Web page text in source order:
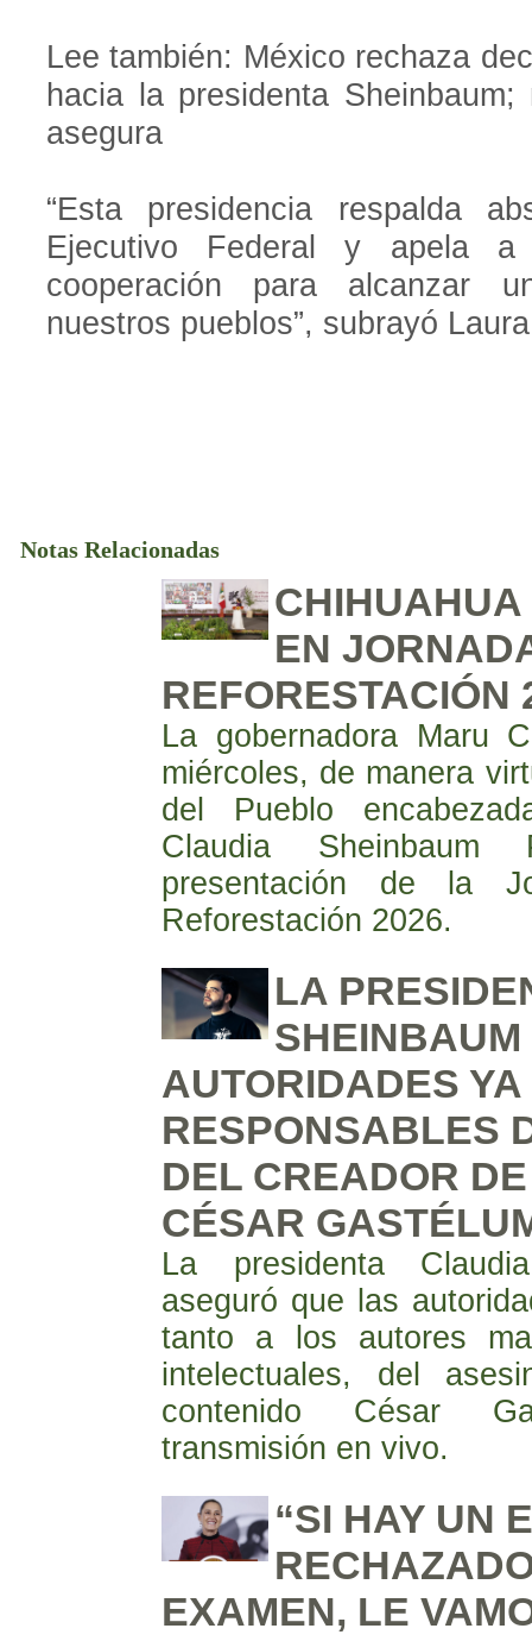
Lee también: México rechaza
hacia la presidenta
asegura
“Esta presidencia respalda
Ejecutivo Federal y apela
cooperación para alcanzar
nuestros pueblos”, subrayó
Notas Relacionadas
EN
REFORESTACIÓN
La gobernadora Maru
miércoles, de manera
del Pueblo
Claudia
presentación de la
Reforestación 2026.
LA
AUTORIDADES
RESPONSABLES
DEL CREADOR
CÉSAR
La presidenta
aseguró que las
tanto a los autores
intelectuales, del
contenido César
transmisión en vivo.
“SI HAY UN
EXAMEN, LE